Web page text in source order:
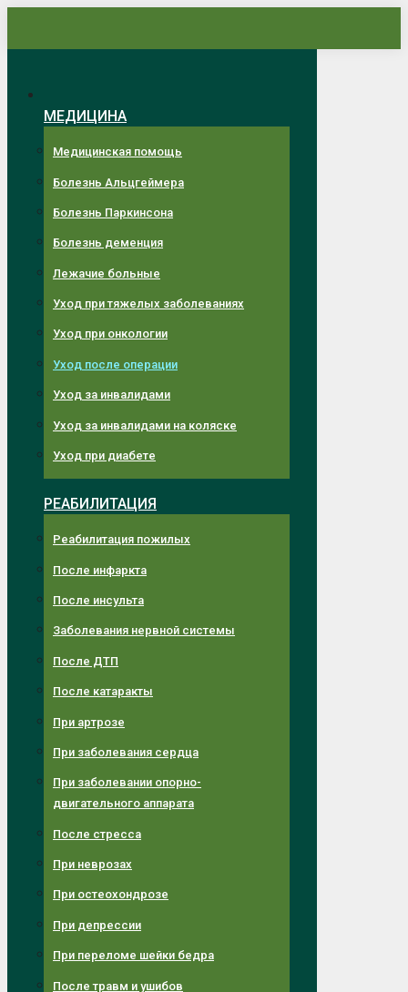
МЕДИЦИНА
Медицинская помощь
Болезнь Альцгеймера
Болезнь Паркинсона
Болезнь деменция
Лежачие больные
Уход при тяжелых заболеваниях
Уход при онкологии
Уход после операции
Уход за инвалидами
Уход за инвалидами на коляске
Уход при диабете
РЕАБИЛИТАЦИЯ
Реабилитация пожилых
После инфаркта
После инсульта
Заболевания нервной системы
После ДТП
После катаракты
При артрозе
При заболевания сердца
При заболевании опорно-
двигательного аппарата
После стресса
При неврозах
При остеохондрозе
При депрессии
При переломе шейки бедра
После травм и ушибов